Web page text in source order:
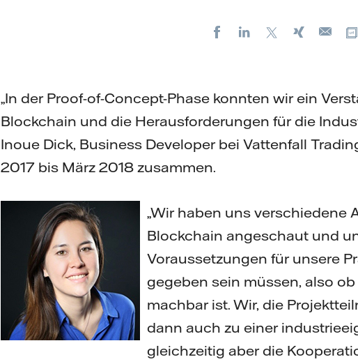
FacebookLinkedIn Xing
E-
„In der Proof-of-Concept-Phase konnten wir ein
Blockchain und die Herausforderungen für die
Inoue Dick, Business Developer bei Vattenfall
2017 bis März 2018 zusammen.
„Wir haben uns
Blockchain angeschaut und
Voraussetzungen für unsere
gegeben sein müssen, also
machbar ist. Wir, die
dann auch zu einer
gleichzeitig aber die